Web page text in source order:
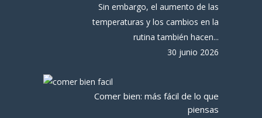
Sin embargo, el aumento de las
temperaturas y los cambios en la
rutina también hacen...
30 junio 2026
Comer bien: más fácil de lo que
piensas